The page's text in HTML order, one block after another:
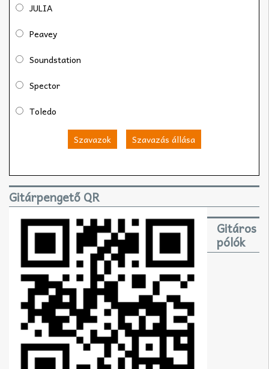
JULIA
Peavey
Soundstation
Spector
Toledo
Szavazok Szavazás állása
Gitárpengető QR
Gitáros
pólók